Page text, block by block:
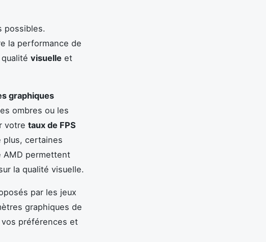
possibles.
la performance de
visuelle et
graphiques
ombres ou les
votre taux de FPS
plus, certaines
AMD permettent
la qualité visuelle.
par les jeux
graphiques de
vos préférences et